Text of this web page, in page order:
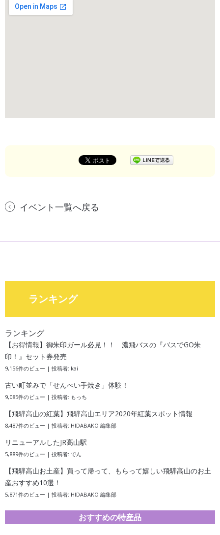
イベント一覧へ戻る
ランキング
ランキング
【お得情報】御朱印ガール必見！！ 濃飛バスの『バスでGO朱
印！』セット券発売
9,156件のビュー | 投稿者: kai
古い町並みで「せんべい手焼き」体験！
9,085件のビュー | 投稿者: もっち
【飛騨高山の紅葉】飛騨高山エリア2020年紅葉スポット情報
8,487件のビュー | 投稿者: HIDABAKO 編集部
リニューアルしたJR高山駅
5,889件のビュー | 投稿者: でん
【飛騨高山お土産】買って帰って、もらって嬉しい飛騨高山のお土
産おすすめ10選！
5,871件のビュー | 投稿者: HIDABAKO 編集部
おすすめの特産品